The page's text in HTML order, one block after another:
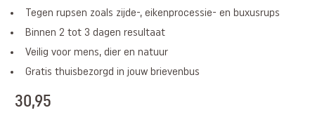
Tegen rupsen zoals zijde-, eikenprocessie- en buxusrups
Binnen 2 tot 3 dagen resultaat
Veilig voor mens, dier en natuur
Gratis thuisbezorgd in jouw brievenbus
30,95